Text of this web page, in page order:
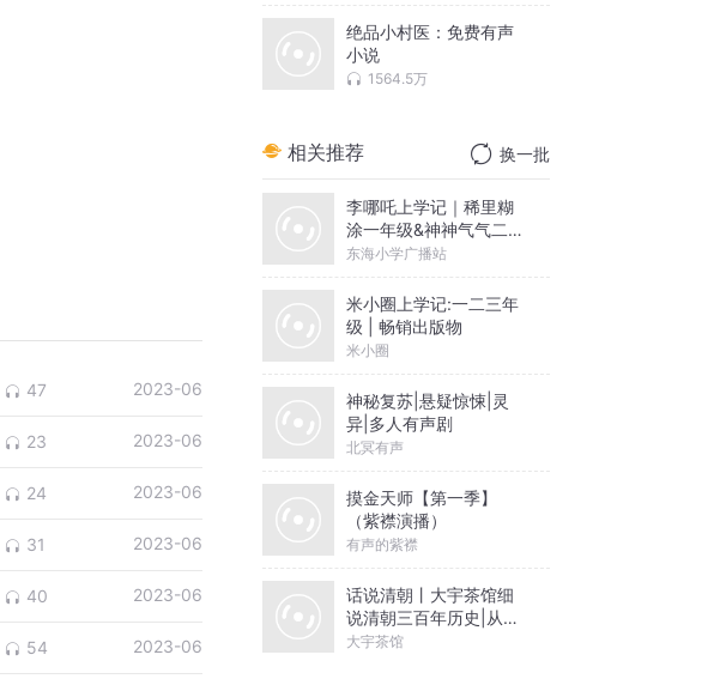
47 2023-06
23 2023-06
24 2023-06
31 2023-06
40 2023-06
54 2023-06
绝品小村医：免费有声
小说
1564.5万
相关推荐 换一批
李哪吒上学记｜稀里糊
涂一年级&神神气气二年
级
东海小学广播站
米小圈上学记:一二三年
级 | 畅销出版物
米小圈
神秘复苏|悬疑惊悚|灵
异|多人有声剧
北冥有声
摸金天师【第一季】
（紫襟演播）
有声的紫襟
话说清朝丨大宇茶馆细
说清朝三百年历史|从努
尔哈赤到末代皇帝溥仪|
大宇茶馆